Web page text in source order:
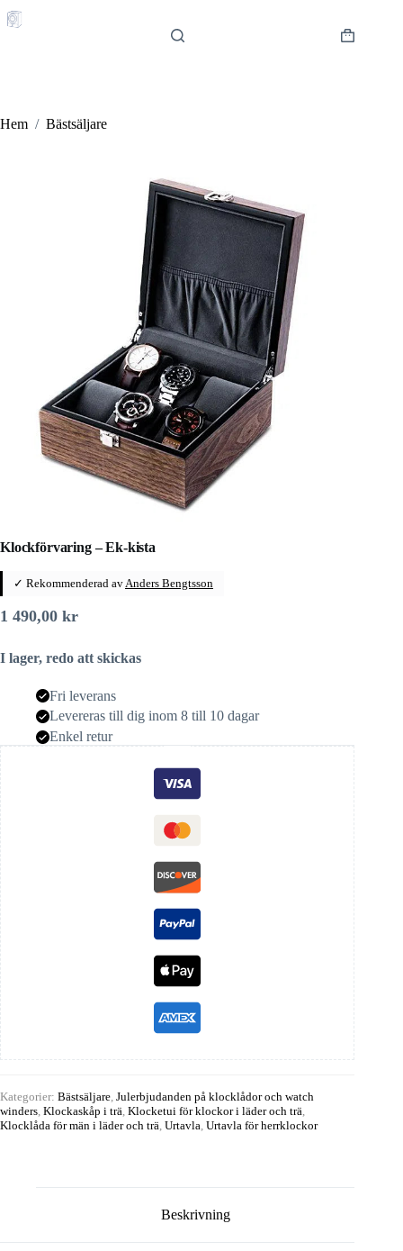
till
Varukorg
Hem / Bästsäljare
Klockförvaring – Ek-kista
✓ Rekommenderad av Anders Bengtsson
1 490,00 kr
I lager, redo att skickas
Fri leverans
Levereras till dig inom 8 till 10 dagar
Enkel retur
Kategorier: Bästsäljare, Julerbjudanden på klocklådor och watch
winders, Klockaskåp i trä, Klocketui för klockor i läder och trä,
Klocklåda för män i läder och trä, Urtavla, Urtavla för herrklockor
Beskrivning